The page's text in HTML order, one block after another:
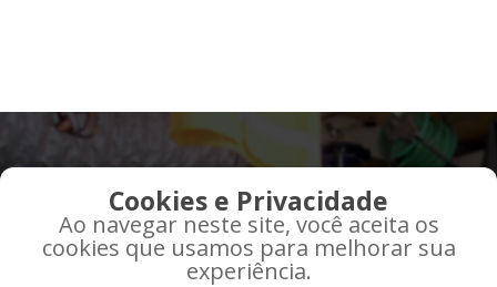
QUE TAL RECEBER AS
MELHORES OFERTAS EM
SEU EMAIL?
Cookies e Privacidade
Ao navegar neste site, você aceita os
cookies que usamos para melhorar sua
experiência.